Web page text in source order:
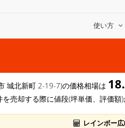
使い方
城北新町 2-19-7)の価格相場は
売却する際に値段(坪単価、評価額
レインボー